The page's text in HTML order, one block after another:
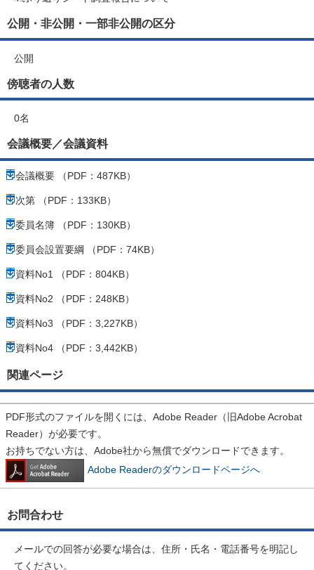
公開・非公開・一部非公開の区分
公開
傍聴者の人数
0名
会議概要／会議資料
会議概要 （PDF：487KB）
次第 （PDF：133KB）
委員名簿 （PDF：130KB）
委員会設置要綱 （PDF：74KB）
資料No1 （PDF：804KB）
資料No2 （PDF：248KB）
資料No3 （PDF：3,227KB）
資料No4 （PDF：3,442KB）
関連ページ
PDF形式のファイルを開くには、Adobe Reader（旧Adobe Acrobat
Reader）が必要です。
お持ちでない方は、Adobe社から無償でダウンロードできます。
Adobe Readerのダウンロードページへ
お問合わせ
メールでの回答が必要な場合は、住所・氏名・電話番号を明記し
てください。